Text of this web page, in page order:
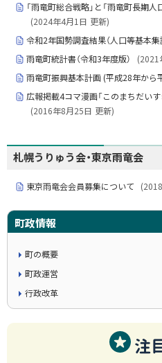
「雨竜町総合戦略」と「雨竜町長期
(2024年4月1日 更新)
令和2年国勢調査結果（人口等基本集
雨竜町統計書（令和3年度版）
(2021
雨竜町振興基本計画 (平成28年から
広報掲載4コマ漫画「このまちだい
(2016年8月25日 更新)
札幌うりゅう会・東京雨竜会
東京雨竜会会員募集について (
町政情報
町の概要
町政運営
行政改革
注